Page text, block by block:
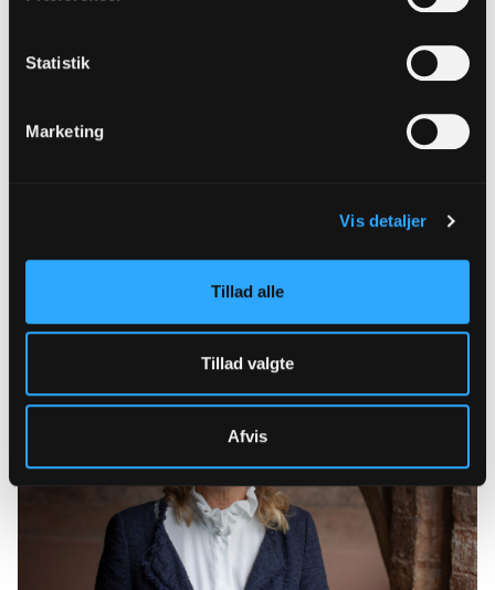
Statistik
Marketing
Vis detaljer
Tillad alle
Tillad valgte
Afvis